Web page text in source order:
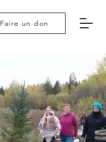
Faire un don